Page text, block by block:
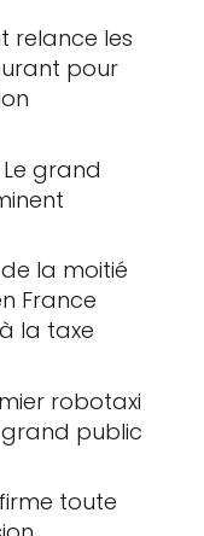
relance les
pour
Le grand
la moitié
France
la taxe
robotaxi
public
toute